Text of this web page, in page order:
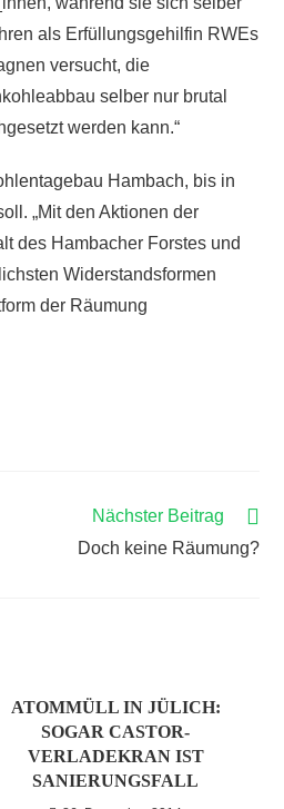
als Erfüllungsgehilfin RWEs
versucht, die
selber nur brutal
werden kann.“
Hambach, bis in
„Mit den Aktionen der
des Hambacher Forstes und
Widerstandsformen
der Räumung
Nächster Beitrag
Doch keine Räumung?
ATOMMÜLL IN JÜLICH:
SOGAR CASTOR-
VERLADEKRAN IST
SANIERUNGSFALL